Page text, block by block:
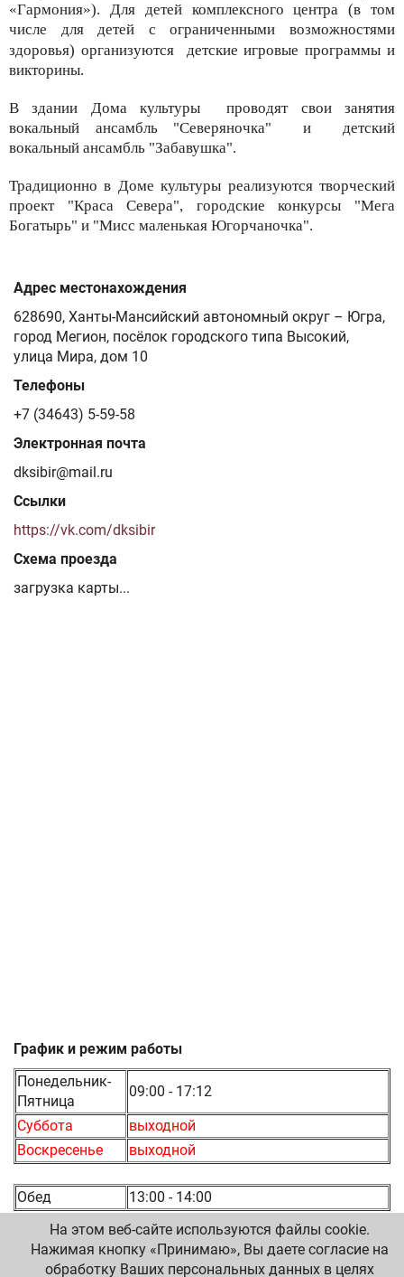
«Гармония»). Для детей комплексного центра(в том
числе для детей с ограниченными возможностями
здоровья) организуются
детские игровые программы и
викторины.
В здании Дома культуры проводят свои занятия
вокальный ансамбль "Северяночка" и детский
вокальный ансамбль "Забавушка".
Традиционно в Доме культуры реализуются творческий
проект "Краса Севера", городские конкурсы "Мега
Богатырь" и "Мисс маленькая Югорчаночка".
Адрес местонахождения
628690, Ханты-Мансийский автономный округ – Югра,
город Мегион, посёлок городского типа Высокий,
улица Мира, дом 10
Телефоны
+7 (34643) 5-59-58
Электронная почта
dksibir@mail.ru
Ссылки
https://vk.com/dksibir
Схема проезда
загрузка карты...
График и режим работы
Понедельник-
Пятница
09:00 - 17:12
Суббота
выходной
Воскресенье
выходной
Обед
13:00 - 14:00
На этом веб-сайте используются файлы cookie.
Нажимая кнопку «Принимаю», Вы даете согласие на
обработку Ваших персональных данных в целях